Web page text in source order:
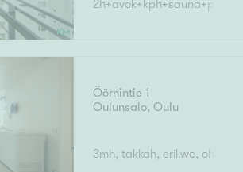
2h+avok+kph+sauna+parveke
Öörnintie 1
Oulunsalo, Oulu
3mh, takkah, eril.wc, oh, k, s